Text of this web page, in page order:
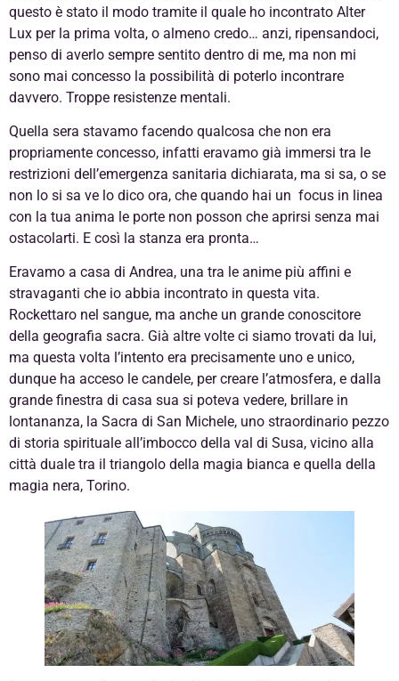
questo è stato il modo tramite il quale ho incontrato Alter
Lux per la prima volta, o almeno credo… anzi, ripensandoci,
penso di averlo sempre sentito dentro di me, ma non mi
sono mai concesso la possibilità di poterlo incontrare
davvero. Troppe resistenze mentali.
Quella sera stavamo facendo qualcosa che non era
propriamente concesso, infatti eravamo già immersi tra le
restrizioni dell’emergenza sanitaria dichiarata, ma si sa, o se
non lo si sa ve lo dico ora, che quando hai un focus in linea
con la tua anima le porte non posson che aprirsi senza mai
ostacolarti. E così la stanza era pronta…
Eravamo a casa di Andrea, una tra le anime più affini e
stravaganti che io abbia incontrato in questa vita.
Rockettaro nel sangue, ma anche un grande conoscitore
della geografia sacra. Già altre volte ci siamo trovati da lui,
ma questa volta l’intento era precisamente uno e unico,
dunque ha acceso le candele, per creare l’atmosfera, e dalla
grande finestra di casa sua si poteva vedere, brillare in
lontananza, la Sacra di San Michele, uno straordinario pezzo
di storia spirituale all’imbocco della val di Susa, vicino alla
città duale tra il triangolo della magia bianca e quella della
magia nera, Torino.